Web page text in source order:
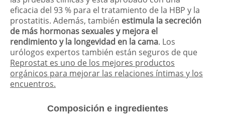
eficacia del 93 % para el tratamiento de la HBP y la
prostatitis. Además, también estimula la secreción
de más hormonas sexuales y mejora el
rendimiento y la longevidad en la cama. Los
urólogos expertos también están seguros de que
Reprostat es uno de los mejores productos
orgánicos para mejorar las relaciones íntimas y los
encuentros.
Composición e ingredientes